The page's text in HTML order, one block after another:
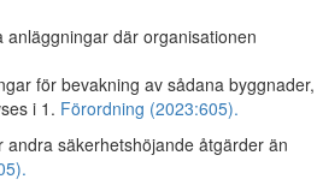
där organisationen
för bevakning av sådana byggnader,
i 1. Förordning (2023:605).
säkerhetshöjande åtgärder än